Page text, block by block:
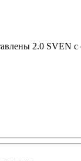
2.0 SVEN